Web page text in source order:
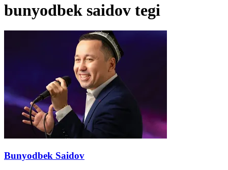
bunyodbek saidov tegi
Bunyodbek Saidov